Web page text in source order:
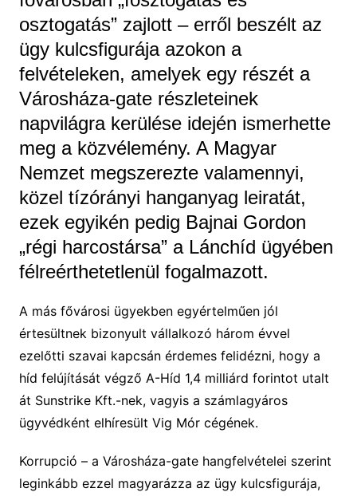
osztogatás” zajlott – erről beszélt az
ügy kulcsfigurája azokon a
felvételeken, amelyek egy részét a
Városháza-gate részleteinek
napvilágra kerülése idején ismerhette
meg a közvélemény. A Magyar
Nemzet megszerezte valamennyi,
közel tízórányi hanganyag leiratát,
ezek egyikén pedig Bajnai Gordon
„régi harcostársa” a Lánchíd ügyében
félreérthetetlenül fogalmazott.
A más fővárosi ügyekben egyértelműen jól
értesültnek bizonyult vállalkozó három évvel
ezelőtti szavai kapcsán érdemes felidézni, hogy a
híd felújítását végző A-Híd 1,4 milliárd forintot utalt
át Sunstrike Kft.-nek, vagyis a számlagyáros
ügyvédként elhíresült Vig Mór cégének.
Korrupció – a Városháza-gate hangfelvételei szerint
leginkább ezzel magyarázza az ügy kulcsfigurája,